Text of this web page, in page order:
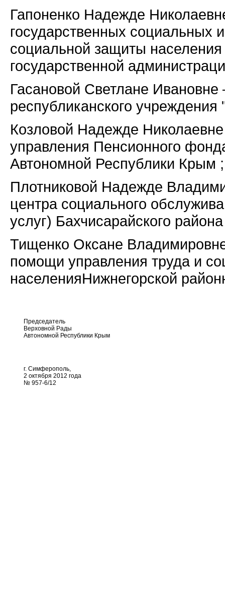
Гапоненко Надежде
государственных социальных
социальной защиты
государственной
Гасановой Светлане Ивановне
республиканского
Козловой Надежде
управления Пенсионного
Автономной Республики Крым ;
Плотниковой Надежде
центра социального
услуг) Бахчисарайского
Тищенко Оксане
помощи управления труда и
населенияНижнегорской
Председатель
Верховной Рады
Автономной Республики Крым
г. Симферополь,
2 октября 2012 года
№ 957-6/12